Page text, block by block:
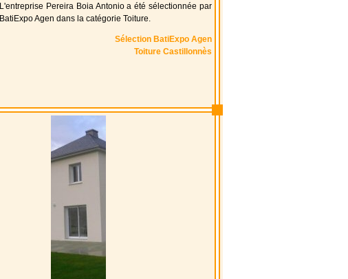
L'entreprise Pereira Boia Antonio a été sélectionnée par
BatiExpo Agen dans la catégorie Toiture.
Sélection BatiExpo Agen
Toiture Castillonnès